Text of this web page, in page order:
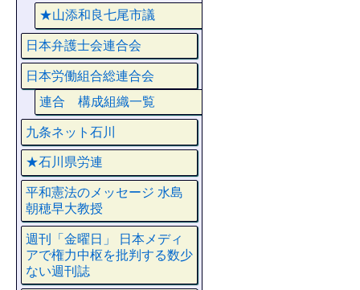
★山添和良七尾市議
日本弁護士会連合会
日本労働組合総連合会
連合 構成組織一覧
九条ネット石川
★石川県労連
平和憲法のメッセージ 水島
朝穂早大教授
週刊「金曜日」 日本メディ
アで権力中枢を批判する数少
ない週刊誌